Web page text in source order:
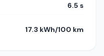
6.5 s
17.3 kWh/100 km